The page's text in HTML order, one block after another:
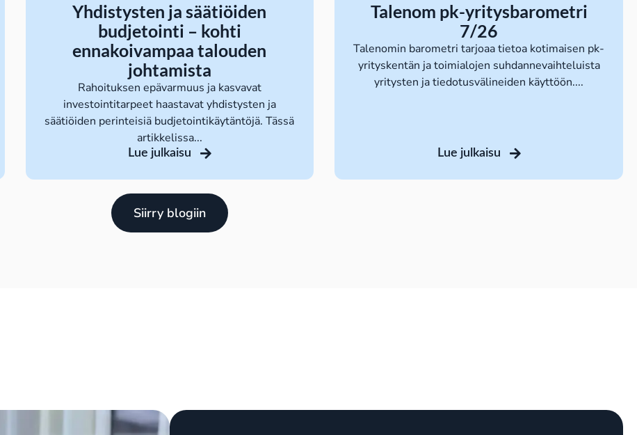
Yhdistysten ja säätiöiden
budjetointi – kohti
ennakoivampaa talouden
johtamista
Rahoituksen epävarmuus ja kasvavat
investointitarpeet haastavat yhdistysten ja
säätiöiden perinteisiä budjetointikäytäntöjä. Tässä
artikkelissa...
Lue julkaisu
Talenom pk-yritysbarometri
7/26
Talenomin barometri tarjoaa tietoa kotimaisen pk-
yrityskentän ja toimialojen suhdannevaihteluista
yritysten ja tiedotusvälineiden käyttöön....
Lue julkaisu
Siirry blogiin